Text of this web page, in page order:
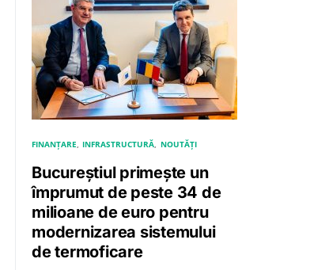
FINANȚARE INFRASTRUCTURĂ NOUTĂȚI
Bucureștiul primește un
împrumut de peste 34 de
milioane de euro pentru
modernizarea sistemului
de termoficare